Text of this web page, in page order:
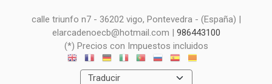
calle triunfo n7 - 36202 vigo, Pontevedra - (España) |
elarcadenoecb@hotmail.com | 986443100
(*) Precios con Impuestos incluidos